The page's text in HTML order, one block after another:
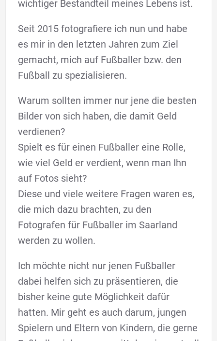
wichtiger Bestandteil meines Lebens ist.
Seit 2015 fotografiere ich nun und habe
es mir in den letzten Jahren zum Ziel
gemacht, mich auf Fußballer bzw. den
Fußball zu spezialisieren.
Warum sollten immer nur jene die besten
Bilder von sich haben, die damit Geld
verdienen?
Spielt es für einen Fußballer eine Rolle,
wie viel Geld er verdient, wenn man Ihn
auf Fotos sieht?
Diese und viele weitere Fragen waren es,
die mich dazu brachten, zu den
Fotografen für Fußballer im Saarland
werden zu wollen.
Ich möchte nicht nur jenen Fußballer
dabei helfen sich zu präsentieren, die
bisher keine gute Möglichkeit dafür
hatten. Mir geht es auch darum, jungen
Spielern und Eltern von Kindern, die gerne